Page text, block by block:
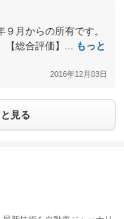
９月からの所有です。
【総合評価】...
もっと
2016年12月03日
見る